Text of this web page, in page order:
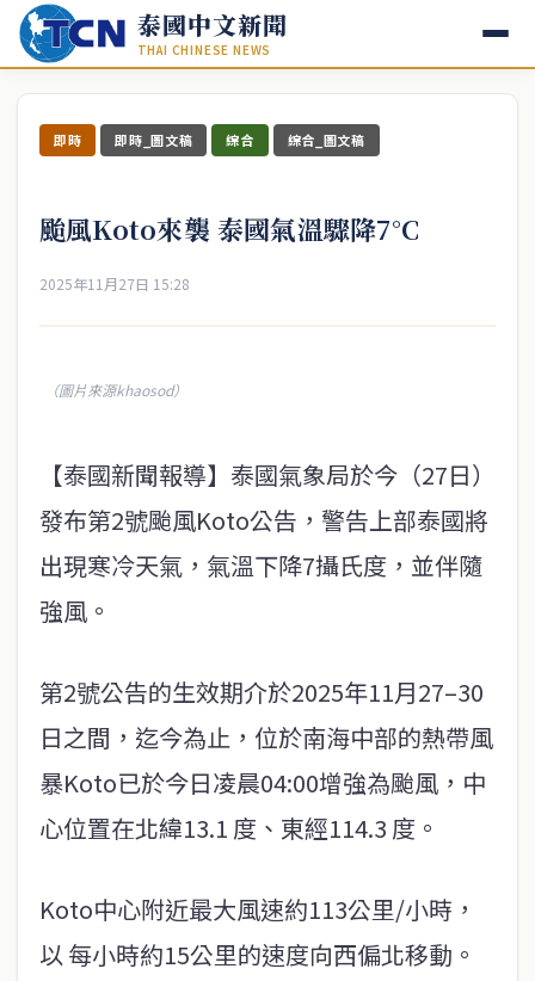
泰國中文新聞
THAI CHINESE NEWS
即時 即時_圖文稿 綜合 綜合_圖文稿
颱風Koto來襲 泰國氣溫驟降7°C
2025年11月27日 15:28
（圖片來源khaosod）
【泰國新聞報導】泰國氣象局於今（27日）
發布第2號颱風Koto公告，警告上部泰國將
出現寒冷天氣，氣溫下降7攝氏度，並伴隨
強風。
第2號公告的生效期介於2025年11月27–30
日之間，迄今為止，位於南海中部的熱帶風
暴Koto已於今日凌晨04:00增強為颱風，中
心位置在北緯13.1 度、東經114.3 度。
Koto中心附近最大風速約113公里/小時，
以 每小時約15公里的速度向西偏北移動。